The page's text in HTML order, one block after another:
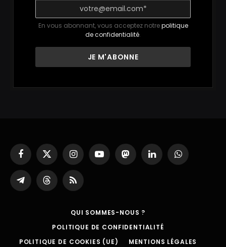
En vous abonnant, vous acceptez notrepolitique
de confidentialité.
Facebook
X
(Twitter)
InstagramYouTubeMastodonLinkedInWhatsApp
Partager
sur
ThreadsRSS
QUI SOMMES-NOUS ?
POLITIQUE DE CONFIDENTIALITÉ
POLITIQUE DE COOKIES (UE)
MENTIONS LÉGALES